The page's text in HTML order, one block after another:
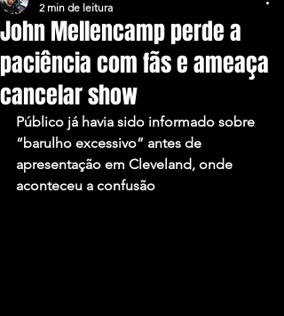
John Mellencamp perde a
paciência com fãs e ameaça
cancelar show
2 min de leitura
Público já havia sido informado sobre
“barulho excessivo” antes de
apresentação em Cleveland, onde
aconteceu a confusão